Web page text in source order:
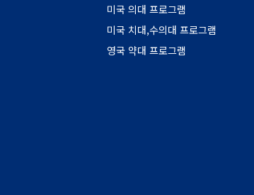
미국 의대 프로그램
미국 치대,수의대 프로그램
영국 약대 프로그램